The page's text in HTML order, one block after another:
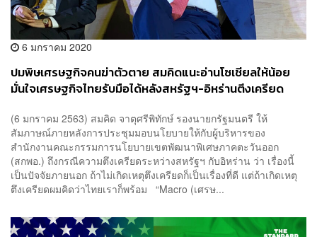
6 มกราคม 2020
ปมพิษเศรษฐกิจคนฆ่าตัวตาย สมคิดแนะอ่านโซเชียลให้น้อย
มั่นใจเศรษฐกิจไทยรับมือได้หลังสหรัฐฯ-อิหร่านตึงเครียด
(6 มกราคม 2563) สมคิด จาตุศรีพิทักษ์ รองนายกรัฐมนตรี ให้
สัมภาษณ์ภายหลังการประชุมมอบนโยบายให้กับผู้บริหารของ
สำนักงานคณะกรรมการนโยบายเขตพัฒนาพิเศษภาคตะวันออก
(สกพอ.) ถึงกรณีความตึงเครียดระหว่างสหรัฐฯ กับอิหร่าน ว่า เรื่องนี้
เป็นปัจจัยภายนอก ถ้าไม่เกิดเหตุตึงเครียดก็เป็นเรื่องที่ดี แต่ถ้าเกิดเหตุ
ตึงเครียดผมคิดว่าไทยเราก็พร้อม “Macro (เศรษ...